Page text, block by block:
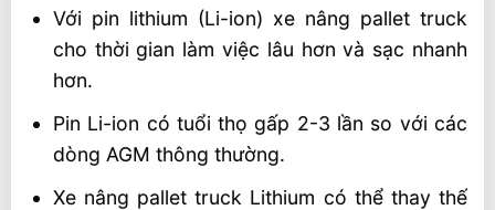
Với pin lithium (Li-ion) xe nâng pallet truck
cho thời gian làm việc lâu hơn và sạc nhanh
hơn.
Pin Li-ion có tuổi thọ gấp 2-3 lần so với các
dòng AGM thông thường.
Xe nâng pallet truck Lithium có thể thay thế